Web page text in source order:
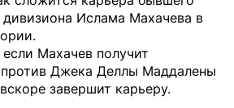
дивизиона Ислама Махачева в
Махачев получит
Джека Деллы Маддалены
завершит карьеру.